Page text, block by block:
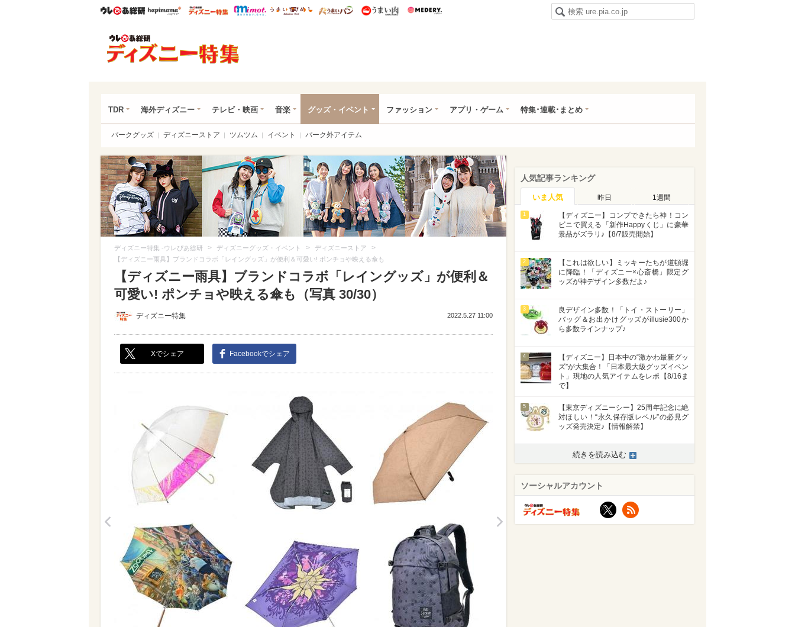
ウレぴあ総研ハピママ* ウレぴあ総研 ディズニー特集
mimot. うまいめし うまいパン うまい肉
TDR 海外ディズニー テレビ・映画 音楽 グッズ・イベント ファッション アプリ・ゲーム 特集･連載･まとめ
パークグッズ ディズニーストア ツムツム イベント パーク外アイテム
ディズニー特集 -ウレぴあ総研 > ディズニーグッズ・イベント > ディズニーストア >
【ディズニー雨具】ブランドコラボ「レイングッズ」が便利＆可愛い! ポンチョや映える傘も
【ディズニー雨具】ブランドコラボ「レイングッズ」が便利＆
可愛い! ポンチョや映える傘も（写真 30/30）
ディズニー特集 2022.5.27 11:00
Xでシェア Facebookでシェア
人気記事ランキング
いま人気 昨日 1週間
1
【ディズニー】コンプできたら神！コン
ビニで買える「新作Happyくじ」に豪華
景品がズラリ♪【8/7販売開始】
2
【これは欲しい】ミッキーたちが道頓堀
に降臨！「ディズニー×心斎橋」限定グ
ッズが神デザイン多数だよ♪
3
良デザイン多数！「トイ・ストーリー」
バッグ＆お出かけグッズがillusie300か
ら多数ラインナップ♪
4
【ディズニー】日本中の“激かわ最新グッ
ズ”が大集合！「日本最大級グッズイベン
ト」現地の人気アイテムをレポ【8/16ま
で】
5
【東京ディズニーシー】25周年記念に絶
対ほしい！“永久保存版レベル”の必見グ
ッズ発売決定♪【情報解禁】
続きを読み込む
ソーシャルアカウント
X